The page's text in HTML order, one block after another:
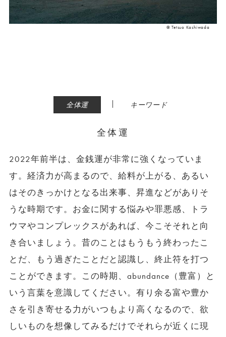
© Tetsuo Kashiwada
全体運 | キーワード
全体運
2022年前半は、金銭運が非常に強くなっていま
す。経済力が高まるので、給料が上がる、あるい
はそのきっかけとなる出来事、昇進などがありそ
うな時期です。お金に関する悩みや罪悪感、トラ
ウマやコンプレックスがあれば、今こそそれと向
き合いましょう。昔のことはもうもう終わったこ
とだ、もう過ぎたことだと認識し、終止符を打つ
ことができます。この時期、abundance（豊富）と
いう言葉を意識してください。有り余る富や豊か
さを引き寄せる力がいつもより高くなるので、欲
しいものを想像してみるだけでそれらが近くに現